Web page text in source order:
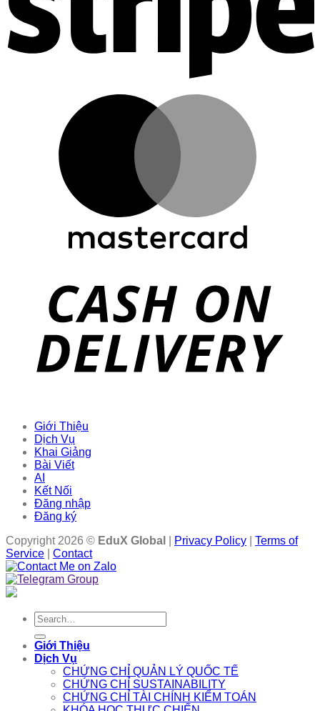
Giới Thiệu
Dịch Vụ
Khai Giảng
Bài Viết
AI
Kết Nối
Đăng nhập
Đăng ký
Copyright 2026 © EduX Global Privacy Policy
Terms of
Service
Contact
Search
for:
Giới Thiệu
Dịch Vụ
CHỨNG CHỈ QUẢN LÝ QUỐC TẾ
CHỨNG CHỈ SUSTAINABILITY
CHỨNG CHỈ TÀI CHÍNH KIỂM TOÁN